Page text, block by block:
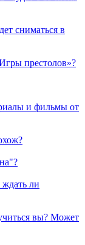
сниматься в
престолов»?
и фильмы от
ли
вы? Может